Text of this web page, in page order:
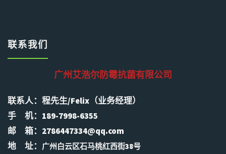
联系我们
广州艾浩尔防霉抗菌有限公司
联系人：程先生/Felix（业务经理）
手 机：189-7998-6355
邮 箱：2786447334@qq.com
地 址：
广州白云区石马桃红西街38号